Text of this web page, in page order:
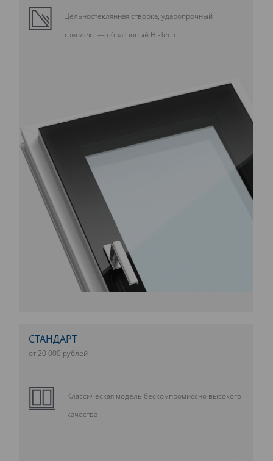
Цельностеклянная створка, ударопрочный
триплекс — образцовый Hi-Tech
СТАНДАРТ
от 20 000 рублей
Классическая модель бескомпромиссно высокого
качества